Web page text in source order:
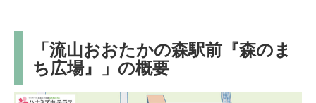
「流山おおたかの森駅前『森のま
ち広場』」の概要